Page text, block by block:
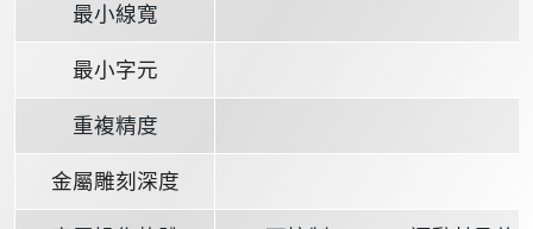
最小線寬
最小字元
重複精度
金屬雕刻深度